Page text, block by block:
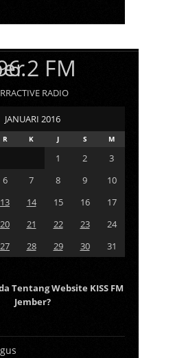
RADIO
JANUARI 2016
R K J S M
1 2
3
6 7 8 9
10
13 14 15 16
17
20 21 22 23
24
27 28 29 30
31
Tentang Website KISS FM
Jember?